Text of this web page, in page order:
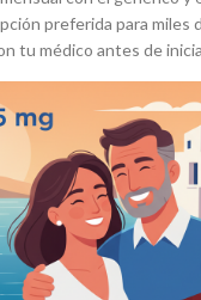
preferida para miles
tu médico antes de